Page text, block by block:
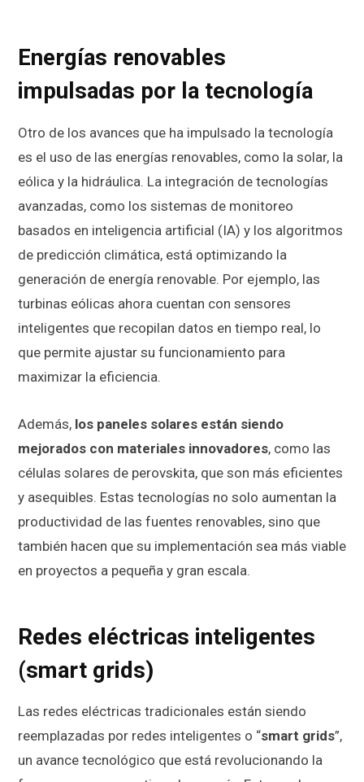
Energías renovables
impulsadas por la tecnología
Otro de los avances que ha impulsado la tecnología
es el uso de las energías renovables, como la solar, la
eólica y la hidráulica. La integración de tecnologías
avanzadas, como los sistemas de monitoreo
basados en inteligencia artificial (IA) y los algoritmos
de predicción climática, está optimizando la
generación de energía renovable. Por ejemplo, las
turbinas eólicas ahora cuentan con sensores
inteligentes que recopilan datos en tiempo real, lo
que permite ajustar su funcionamiento para
maximizar la eficiencia.
Además, los paneles solares están siendo
mejorados con materiales innovadores, como las
células solares de perovskita, que son más eficientes
y asequibles. Estas tecnologías no solo aumentan la
productividad de las fuentes renovables, sino que
también hacen que su implementación sea más viable
en proyectos a pequeña y gran escala.
Redes eléctricas inteligentes
(smart grids)
Las redes eléctricas tradicionales están siendo
reemplazadas por redes inteligentes o “smart grids”,
un avance tecnológico que está revolucionando la